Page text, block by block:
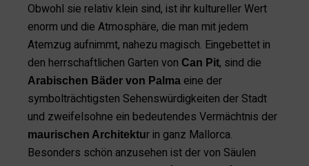
Obwohl sie relativ klein sind, ist ihr kultureller Wert
enorm und die Atmosphäre, die man mit jedem
Atemzug aufnimmt, nahezu magisch. Eingebettet in
den herrschaftlichen Garten von Can Pit, sind die
Arabischen Bäder von Palma eine der
symbolträchtigsten Sehenswürdigkeiten der Stadt
und zweifelsohne ein bedeutendes Vermächtnis der
maurischen Architektur in ganz Mallorca.
Besonders schön anzusehen ist der von Säulen